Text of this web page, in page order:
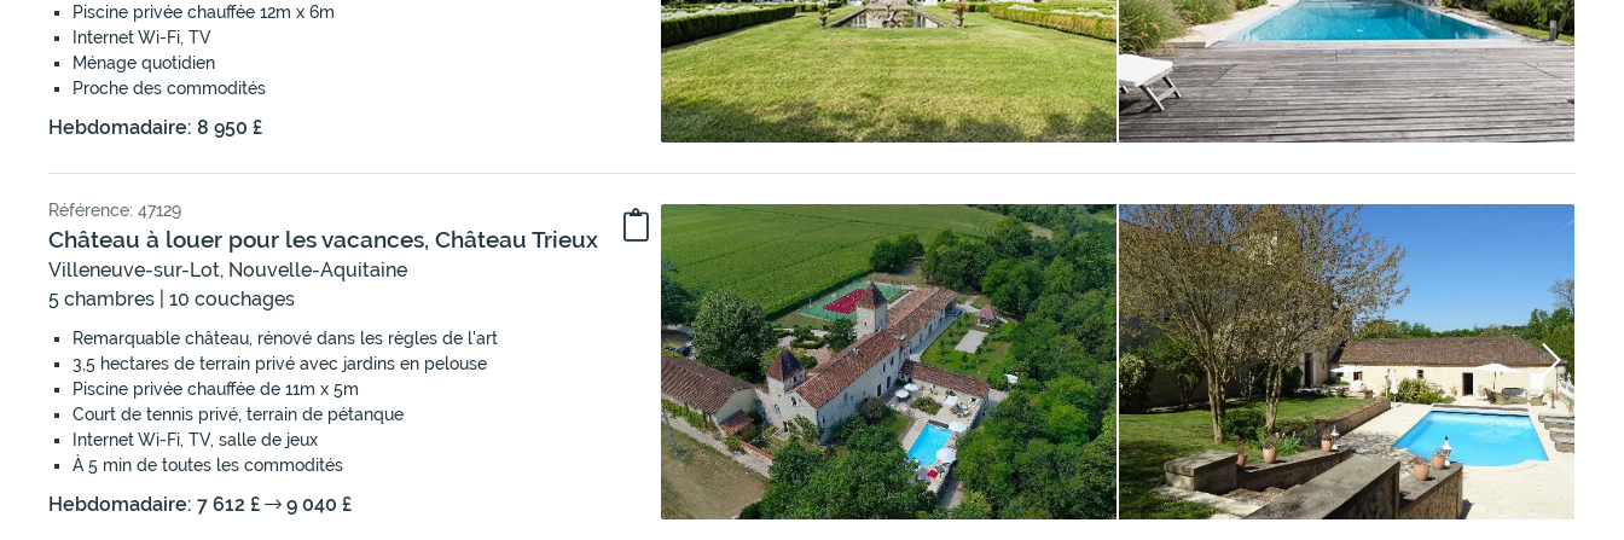
Piscine privée chauffée 12m x 6m
Internet Wi-Fi, TV
Ménage quotidien
Proche des commodités
Hebdomadaire: 8 950 £
Référence: 47129
Château à louer pour les vacances, Château Trieux
Villeneuve-sur-Lot, Nouvelle-Aquitaine
5 chambres | 10 couchages
Remarquable château, rénové dans les règles de l'art
3,5 hectares de terrain privé avec jardins en pelouse
Piscine privée chauffée de 11m x 5m
Court de tennis privé, terrain de pétanque
Internet Wi-Fi, TV, salle de jeux
À 5 min de toutes les commodités
Hebdomadaire: 7 612 £ 9 040 £